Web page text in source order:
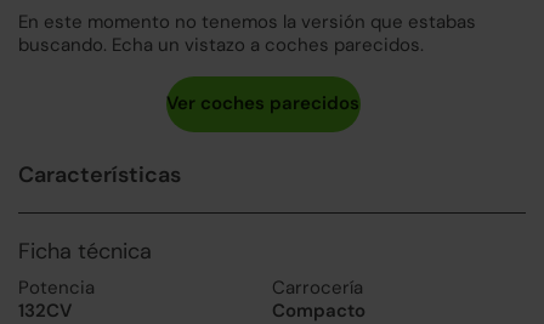
En este momento no tenemos la versión que estabas
buscando. Echa un vistazo a coches parecidos.
Características
Ficha técnica
Potencia
132CV
Carrocería
Compacto